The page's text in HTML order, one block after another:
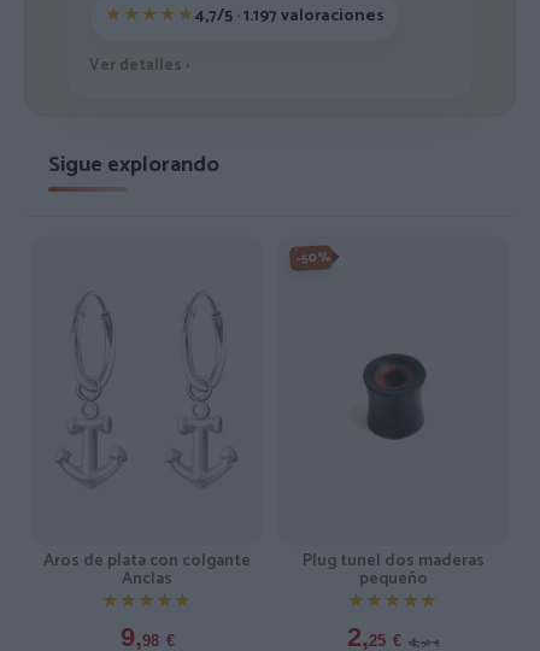
4,7/5 · 1.197 valoraciones
Ver detalles ›
Sigue explorando
Aros de plata con colgante
Anclas
★★★★★
★★★★★
9,98 €
-50%
Plug tunel dos maderas
pequeño
★★★★★
★★★★★
2,25 € 4,50 €